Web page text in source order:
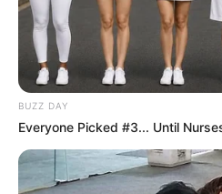
BUZZ DAY
Everyone Picked #3... Until